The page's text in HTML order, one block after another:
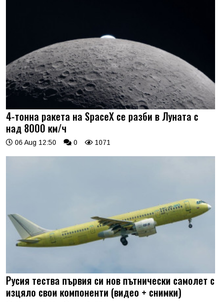
4-тонна ракета на SpaceX се разби в Луната с
над 8000 км/ч
06 Aug 12:50 0 1071
Русия тества първия си нов пътнически самолет с
изцяло свои компоненти (видео + снимки)